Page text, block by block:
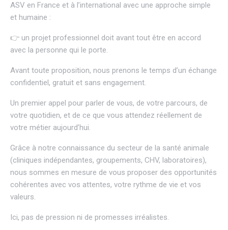
ASV en France et à l’international avec une approche simple
et humaine :
👉 un projet professionnel doit avant tout être en accord
avec la personne qui le porte.
Avant toute proposition, nous prenons le temps d’un échange
confidentiel, gratuit et sans engagement.
Un premier appel pour parler de vous, de votre parcours, de
votre quotidien, et de ce que vous attendez réellement de
votre métier aujourd’hui.
Grâce à notre connaissance du secteur de la santé animale
(cliniques indépendantes, groupements, CHV, laboratoires),
nous sommes en mesure de vous proposer des opportunités
cohérentes avec vos attentes, votre rythme de vie et vos
valeurs.
Ici, pas de pression ni de promesses irréalistes.